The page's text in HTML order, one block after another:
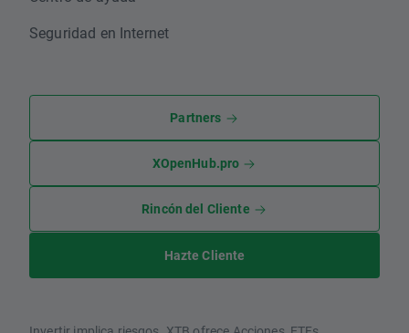
Seguridad en Internet
Partners
XOpenHub.pro
Rincón del Cliente
Hazte Cliente